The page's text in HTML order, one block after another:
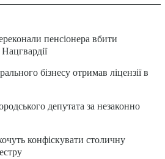
пенсіонера вбити
бізнесу отримав ліцензії в
депутата за незаконно
конфіскувати столичну